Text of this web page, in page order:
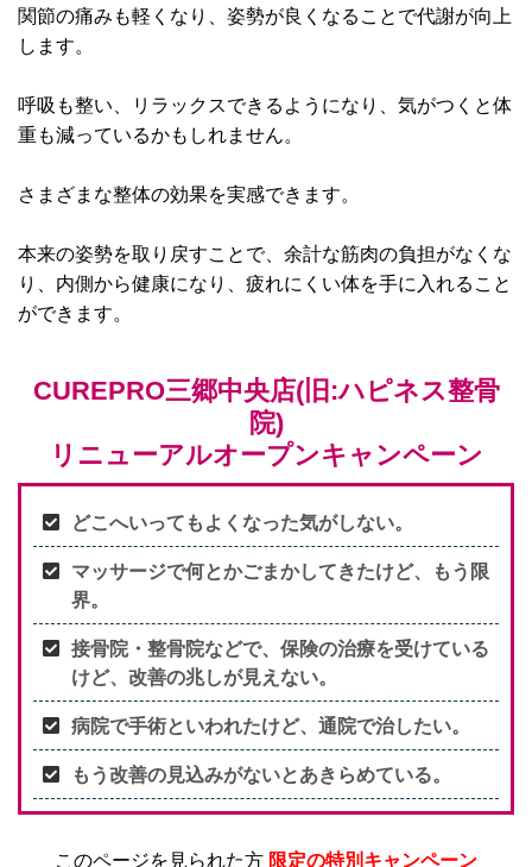
関節の痛みも軽くなり、姿勢が良くなることで代謝が向上
します。
呼吸も整い、リラックスできるようになり、気がつくと体
重も減っているかもしれません。
さまざまな整体の効果を実感できます。
本来の姿勢を取り戻すことで、余計な筋肉の負担がなくな
り、内側から健康になり、疲れにくい体を手に入れること
ができます。
CUREPRO三郷中央店(旧:ハピネス整骨
院)
リニューアルオープンキャンペーン
どこへいってもよくなった気がしない。
マッサージで何とかごまかしてきたけど、もう限
界。
接骨院・整骨院などで、保険の治療を受けている
けど、改善の兆しが見えない。
病院で手術といわれたけど、通院で治したい。
もう改善の見込みがないとあきらめている。
このページを見られた方 限定の特別キャンペーン